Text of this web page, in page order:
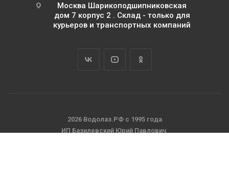
Москва Шарикоподшипниковская
дом 7 корпус 2 . Склад - только для
курьеров и транспортных компаний
2026 Водолаз.РФ с 1995 года
ИП Базилевский Юрий Павлович